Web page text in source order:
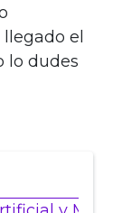
el
lo dudes